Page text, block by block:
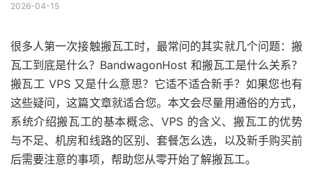
2026-04-15
很多人第一次接触搬瓦工时，最常问的其实就几个问题：搬
瓦工到底是什么？BandwagonHost 和搬瓦工是什么关系？
搬瓦工 VPS 又是什么意思？它适不适合新手？如果您也有
这些疑问，这篇文章就适合您。本文会尽量用通俗的方式，
系统介绍搬瓦工的基本概念、VPS 的含义、搬瓦工的优势
与不足、机房和线路的区别、套餐怎么选，以及新手购买前
后需要注意的事项，帮助您从零开始了解搬瓦工。